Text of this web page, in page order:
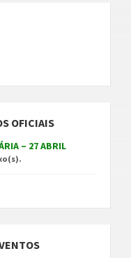
OFICIAIS
– 27 ABRIL